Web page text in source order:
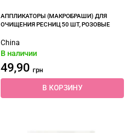
АППЛИКАТОРЫ (МАКРОБРАШИ) ДЛЯ
ОЧИЩЕНИЯ РЕСНИЦ 50 ШТ, РОЗОВЫЕ
China
В наличии
49,90 грн
В КОРЗИНУ